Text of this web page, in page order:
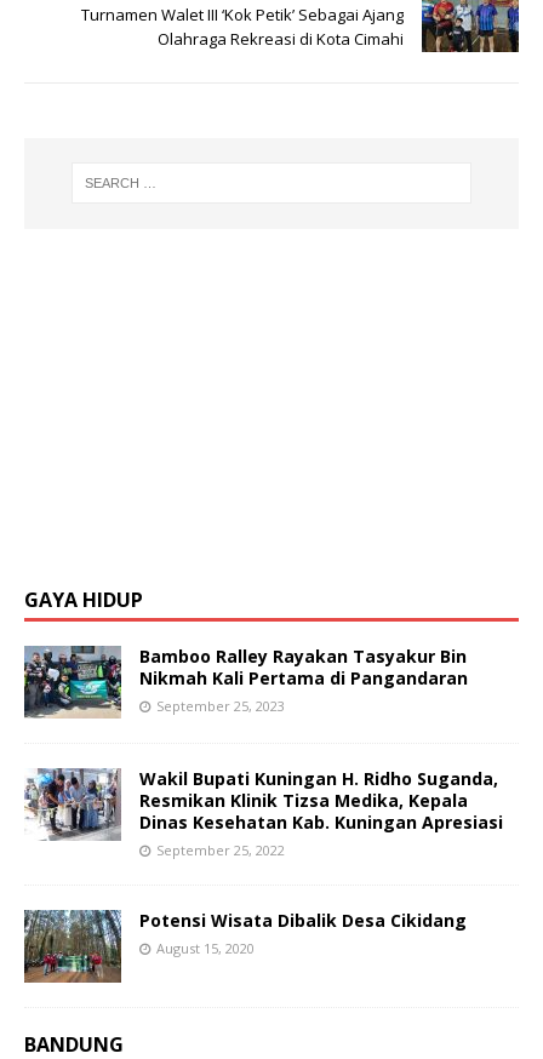
k
Turnamen Walet III ‘Kok Petik’ Sebagai Ajang
Olahraga Rekreasi di Kota Cimahi
GAYA HIDUP
Bamboo Ralley Rayakan Tasyakur Bin
Nikmah Kali Pertama di Pangandaran
September 25, 2023
Wakil Bupati Kuningan H. Ridho Suganda,
Resmikan Klinik Tizsa Medika, Kepala
Dinas Kesehatan Kab. Kuningan Apresiasi
September 25, 2022
Potensi Wisata Dibalik Desa Cikidang
August 15, 2020
BANDUNG